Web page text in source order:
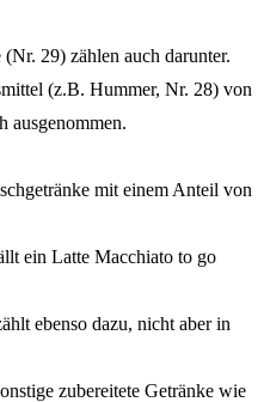
29) zählen auch darunter.
(z.B. Hummer, Nr. 28) von
ausgenommen.
mit einem Anteil von
ein Latte Macchiato to go
ebenso dazu, nicht aber in
zubereitete Getränke wie